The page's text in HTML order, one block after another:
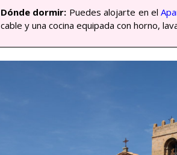
Dónde dormir: Puedes alojarte en el
cable y una cocina equipada con horno,